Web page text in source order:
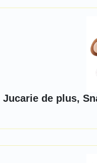
Jucarie de plus,